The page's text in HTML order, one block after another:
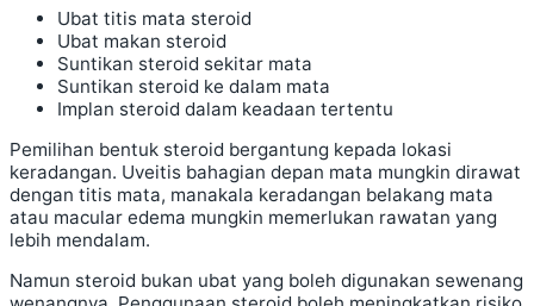
Ubat titis mata steroid
Ubat makan steroid
Suntikan steroid sekitar mata
Suntikan steroid ke dalam mata
Implan steroid dalam keadaan tertentu
Pemilihan bentuk steroid bergantung kepada lokasi
keradangan. Uveitis bahagian depan mata mungkin dirawat
dengan titis mata, manakala keradangan belakang mata
atau macular edema mungkin memerlukan rawatan yang
lebih mendalam.
Namun steroid bukan ubat yang boleh digunakan sewenang